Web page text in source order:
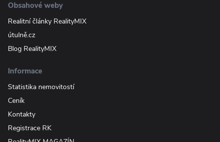
Obsahové weby
Realitní články RealityMIX
útulně.cz
Blog RealityMIX
Informace
Statistika nemovitostí
Ceník
Kontakty
Registrace RK